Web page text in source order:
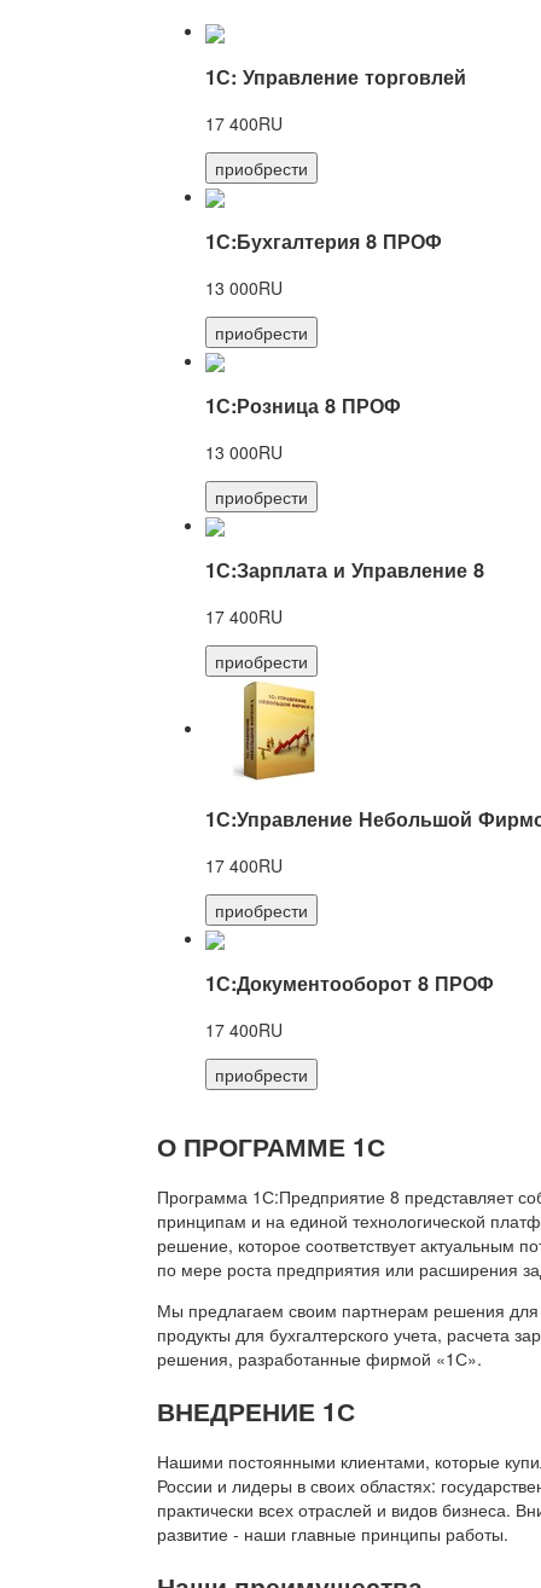
1С: Управление торговлей
17 400RU
приобрести
1С:Бухгалтерия 8 ПРОФ
13 000RU
приобрести
1С:Розница 8 ПРОФ
13 000RU
приобрести
1С:Зарплата и Управление 8
17 400RU
приобрести
1С:Управление Небольшой
17 400RU
приобрести
1С:Документооборот 8 ПРОФ
17 400RU
приобрести
О ПРОГРАММЕ 1С
Программа 1С:Предприятие 8 представляет
принципам и на единой технологической
решение, которое соответствует актуальным
по мере роста предприятия или расширения
Мы предлагаем своим партнерам решения для
продукты для бухгалтерского учета, расчета
решения, разработанные фирмой «1С».
ВНЕДРЕНИЕ 1С
Нашими постоянными клиентами, которые
России и лидеры в своих областях:
практически всех отраслей и видов бизнеса.
развитие - наши главные принципы работы.